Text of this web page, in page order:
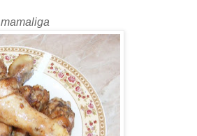
mamaliga